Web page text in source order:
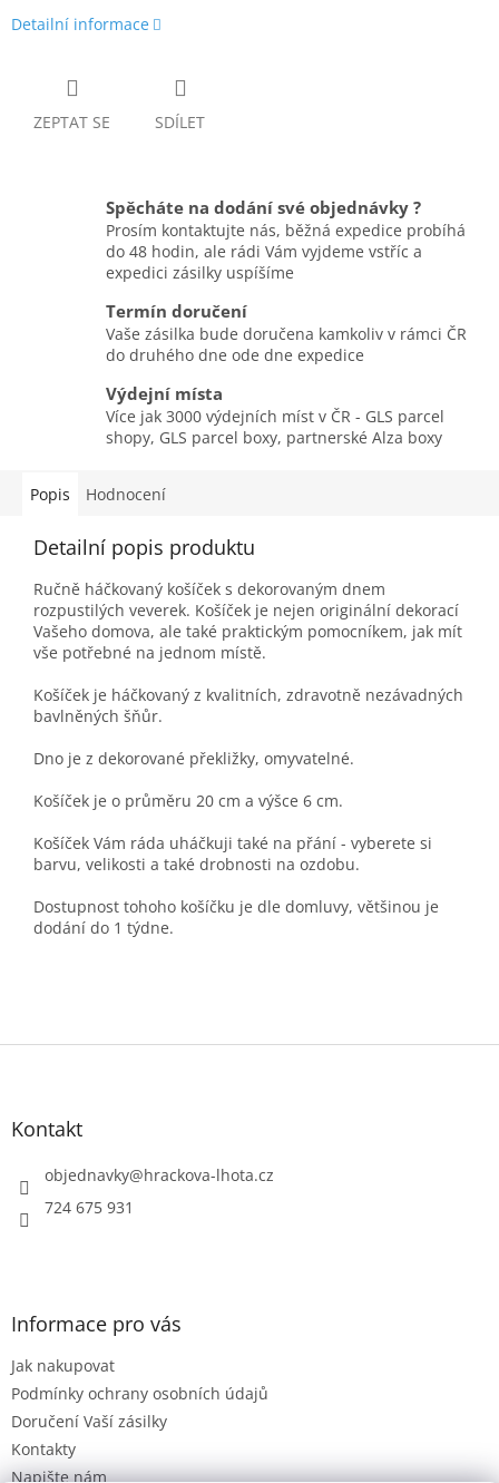
Detailní informace
ZEPTAT SE SDÍLET
Spěcháte na dodání své objednávky ?
Prosím kontaktujte nás, běžná expedice probíhá
do 48 hodin, ale rádi Vám vyjdeme vstříc a
expedici zásilky uspíšíme
Termín doručení
Vaše zásilka bude doručena kamkoliv v rámci ČR
do druhého dne ode dne expedice
Výdejní místa
Více jak 3000 výdejních míst v ČR - GLS parcel
shopy, GLS parcel boxy, partnerské Alza boxy
Popis Hodnocení
Detailní popis produktu
Ručně háčkovaný košíček s dekorovaným dnem
rozpustilých veverek. Košíček je nejen originální dekorací
Vašeho domova, ale také praktickým pomocníkem, jak mít
vše potřebné na jednom místě.
Košíček je háčkovaný z kvalitních, zdravotně nezávadných
bavlněných šňůr.
Dno je z dekorované překližky, omyvatelné.
Košíček je o průměru 20 cm a výšce 6 cm.
Košíček Vám ráda uháčkuji také na přání - vyberete si
barvu, velikosti a také drobnosti na ozdobu.
Dostupnost tohoho košíčku je dle domluvy, většinou je
dodání do 1 týdne.
Z
Kontakt
objednavky@hrackova-lhota.cz
724 675 931
Informace pro vás
Jak nakupovat
Podmínky ochrany osobních údajů
Doručení Vaší zásilky
Kontakty
Napište nám